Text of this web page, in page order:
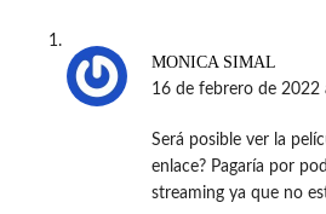
MONICA SIMAL
16 de febrero de
Será posible ver la
enlace? Pagaría por
streaming ya que no